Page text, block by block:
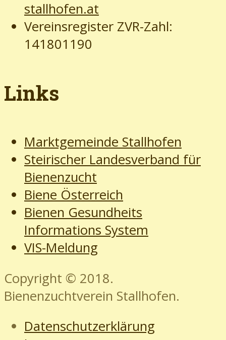
stallhofen.at
Vereinsregister ZVR-Zahl:
141801190
Links
Marktgemeinde Stallhofen
Steirischer Landesverband für
Bienenzucht
Biene Österreich
Bienen Gesundheits
Informations System
VIS-Meldung
Copyright © 2018.
Bienenzuchtverein Stallhofen.
Datenschutzerklärung